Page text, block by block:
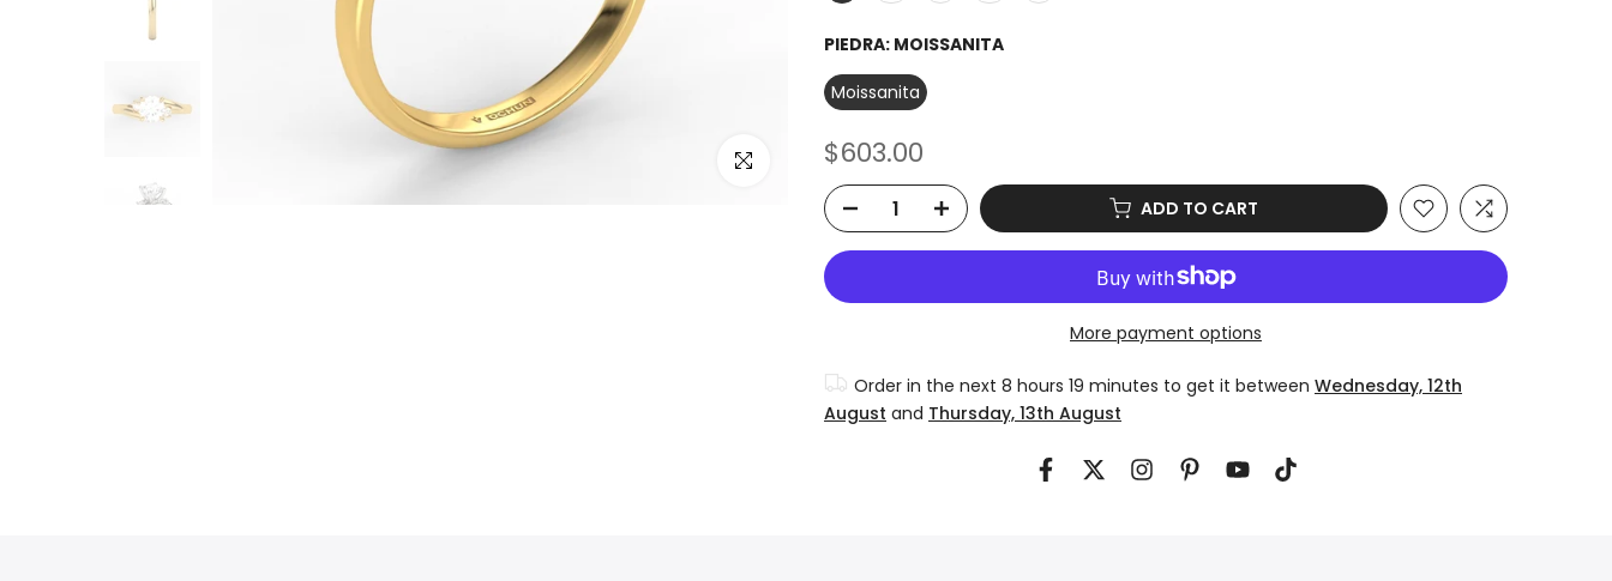
Click to enlarge
PIEDRA: MOISSANITA
Moissanita
$603.00
ADD TO CART
More payment options
Order in the next 8 hours 19 minutes to get it between Wednesday, 12th
August and Thursday, 13th August